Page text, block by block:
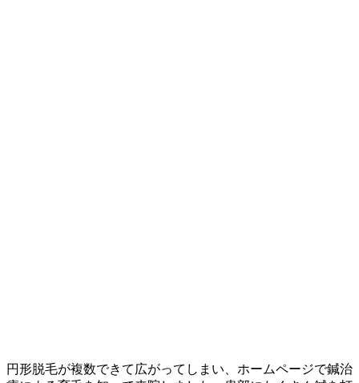
円形脱毛が複数できて広がってしまい、ホームページで鍼治